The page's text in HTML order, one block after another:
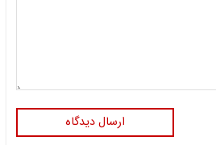
ارسال دیدگاه